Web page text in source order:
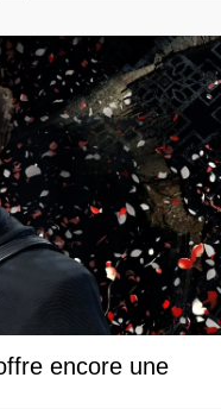
encore une